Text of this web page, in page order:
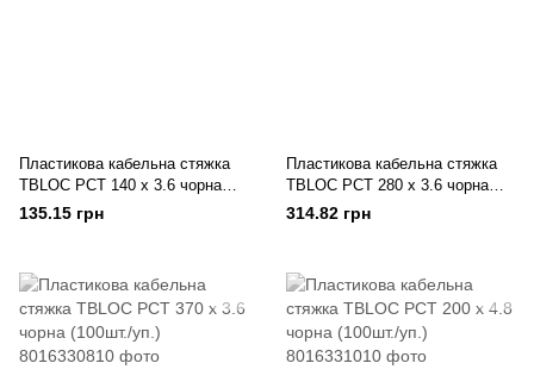
Пластикова кабельна стяжка
TBLOC PCT 140 x 3.6 чорна
(100шт./уп.)
135.15 грн
Пластикова кабельна стяжка
TBLOC PCT 280 x 3.6 чорна
(100шт./уп.)
314.82 грн